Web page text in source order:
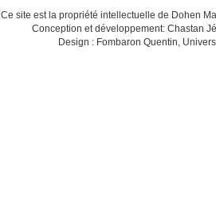
Ce site est la propriété intellectuelle de Dohen
Conception et développement: Chastan
Design : Fombaron Quentin,